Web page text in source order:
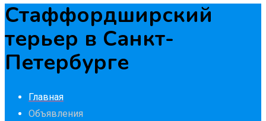
Стаффордширский
терьер в Санкт-
Петербурге
Главная
Объявления